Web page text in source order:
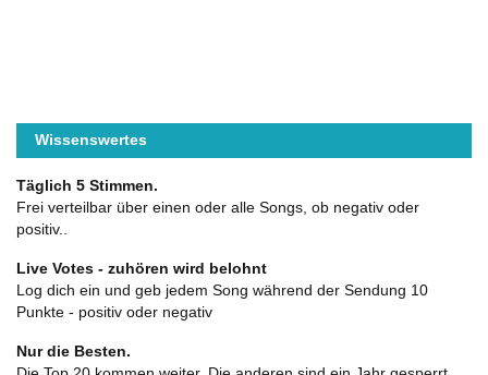
Wissenswertes
Täglich 5 Stimmen.
Frei verteilbar über einen oder alle Songs, ob negativ oder
positiv..
Live Votes - zuhören wird belohnt
Log dich ein und geb jedem Song während der Sendung 10
Punkte - positiv oder negativ
Nur die Besten.